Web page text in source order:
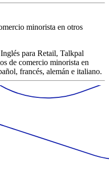
minorista en otros
para Retail, Talkpal
de comercio minorista en
francés, alemán e italiano.